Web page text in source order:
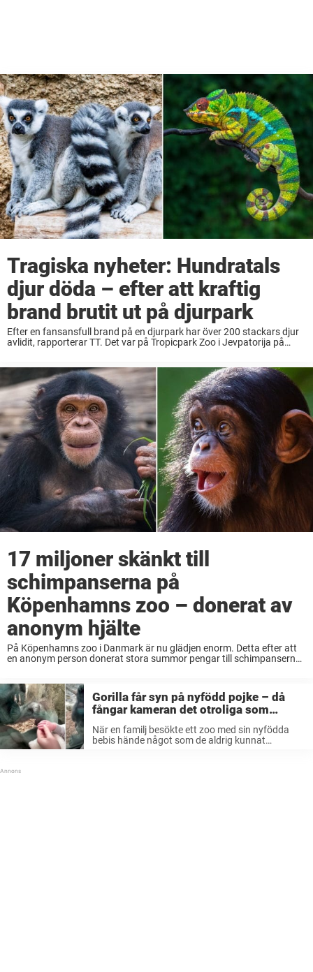
Tragiska nyheter: Hundratals
djur döda – efter att kraftig
brand brutit ut på djurpark
Efter en fansansfull brand på en djurpark har över 200 stackars djur
avlidit, rapporterar TT. Det var på Tropicpark Zoo i Jevpatorija på
17 miljoner skänkt till
schimpanserna på
Köpenhamns zoo – donerat av
anonym hjälte
På Köpenhamns zoo i Danmark är nu glädjen enorm. Detta efter att
en anonym person donerat stora summor pengar till schimpanserna.
Gorilla får syn på nyfödd pojke – då
fångar kameran det otroliga som
plötsligt inträffar
När en familj besökte ett zoo med sin nyfödda
bebis hände något som de aldrig kunnat